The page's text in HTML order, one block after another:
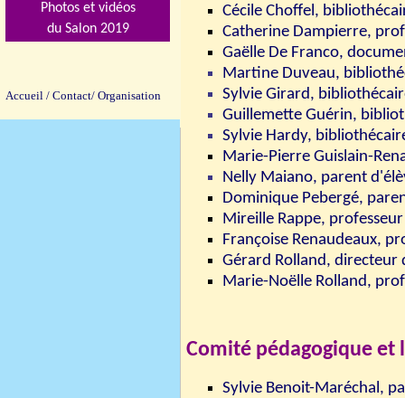
Cécile Choffel,
Catherine Dampierre,
Gaëlle De Franco,
Martine Duveau,
Sylvie Girard,
Guillemette Guérin,
Sylvie Hardy,
Marie-Pierre Guislain-
Nelly Maiano, parent
Dominique Pebergé,
Mireille Rappe, professeur
Françoise Renaudeaux,
Gérard Rolland, directeur
Marie-Noëlle Rolland,
Comité pédagogique et
Sylvie Benoit-Maréchal,
Accueil / Contact/ Organisation
Photos et vidéos
du Salon 2019